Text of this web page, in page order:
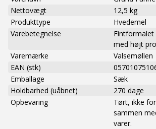
Nettovægt
12,5 kg
Produkttype
Hvedemel
Varebetegnelse
Fintformalet
med højt
Varemærke
Valsemøllen
EAN (stk)
Emballage
Sæk
Holdbarhed (uåbnet)
270 dage
Opbevaring
Tørt, ikke
sammen
varer.